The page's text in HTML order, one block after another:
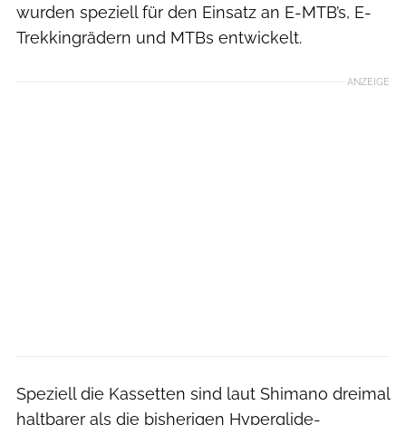
wurden speziell für den Einsatz an E-MTB’s, E-
Trekkingrädern und MTBs entwickelt.
ANZEIGE
Speziell die Kassetten sind laut Shimano dreimal
haltbarer als die bisherigen Hyperglide-